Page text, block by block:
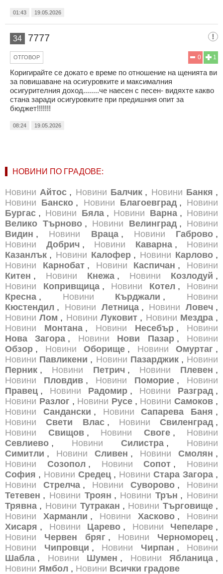
01:43 19.05.2026
34 7777
1
0
ОТГОВОР
Коригирайте се докато е време по отношение на щенията ви
за повишаване на осигуровките и максималния
осигурителния доход........че наесен с песен- видяхте какво
стана заради осигуровките при предишния опит за
бюджет!!!!!!!
08:24 19.05.2026
НОВИНИ ПО ГРАДОВЕ:
Новини Айтос , Новини Балчик , Новини Банкя ,
Новини Банско , Новини Благоевград , Новини
Бургас , Новини Бяла , Новини Варна , Новини
Велико Търново , Новини Велинград , Новини
Видин , Новини Враца , Новини Габрово ,
Новини
Добрич , Новини Каварна , Новини
Казанлък , Новини Калофер , Новини Карлово ,
Новини
Карнобат , Новини Каспичан , Новини
Китен , Новини Кнежа , Новини Козлодуй ,
Новини
Копривщица , Новини Котел , Новини
Кресна , Новини Кърджали , Новини
Кюстендил , Новини Летница , Новини Ловеч ,
Новини Лом , Новини Луковит , Новини Мездра ,
Новини
Монтана , Новини Несебър , Новини
Нова Загора , Новини Нови Пазар , Новини
Обзор , Новини Оборище , Новини Омуртаг ,
Новини Павликени , Новини Пазарджик , Новини
Перник , Новини Петрич , Новини Плевен ,
Новини
Пловдив , Новини Поморие , Новини
Правец , Новини Радомир , Новини Разград ,
Новини Разлог , Новини Русе , Новини Самоков ,
Новини
Сандански , Новини Сапарева Баня ,
Новини
Свети Влас , Новини Свиленград ,
Новини
Свищов , Новини Своге , Новини
Севлиево , Новини Силистра , Новини
Симитли , Новини Сливен , Новини Смолян ,
Новини
Созопол , Новини Сопот , Новини
София , Новини Средец , Новини Стара Загора ,
Новини
Стрелча , Новини Суворово , Новини
Тетевен , Новини Троян , Новини Трън , Новини
Трявна , Новини Тутракан , Новини Търговище ,
Новини
Харманли , Новини Хасково , Новини
Хисаря , Новини Царево , Новини Чепеларе ,
Новини
Червен бряг , Новини Черноморец ,
Новини
Чипровци , Новини Чирпан , Новини
Шабла , Новини Шумен , Новини Ябланица ,
Новини Ямбол , Новини Всички градове